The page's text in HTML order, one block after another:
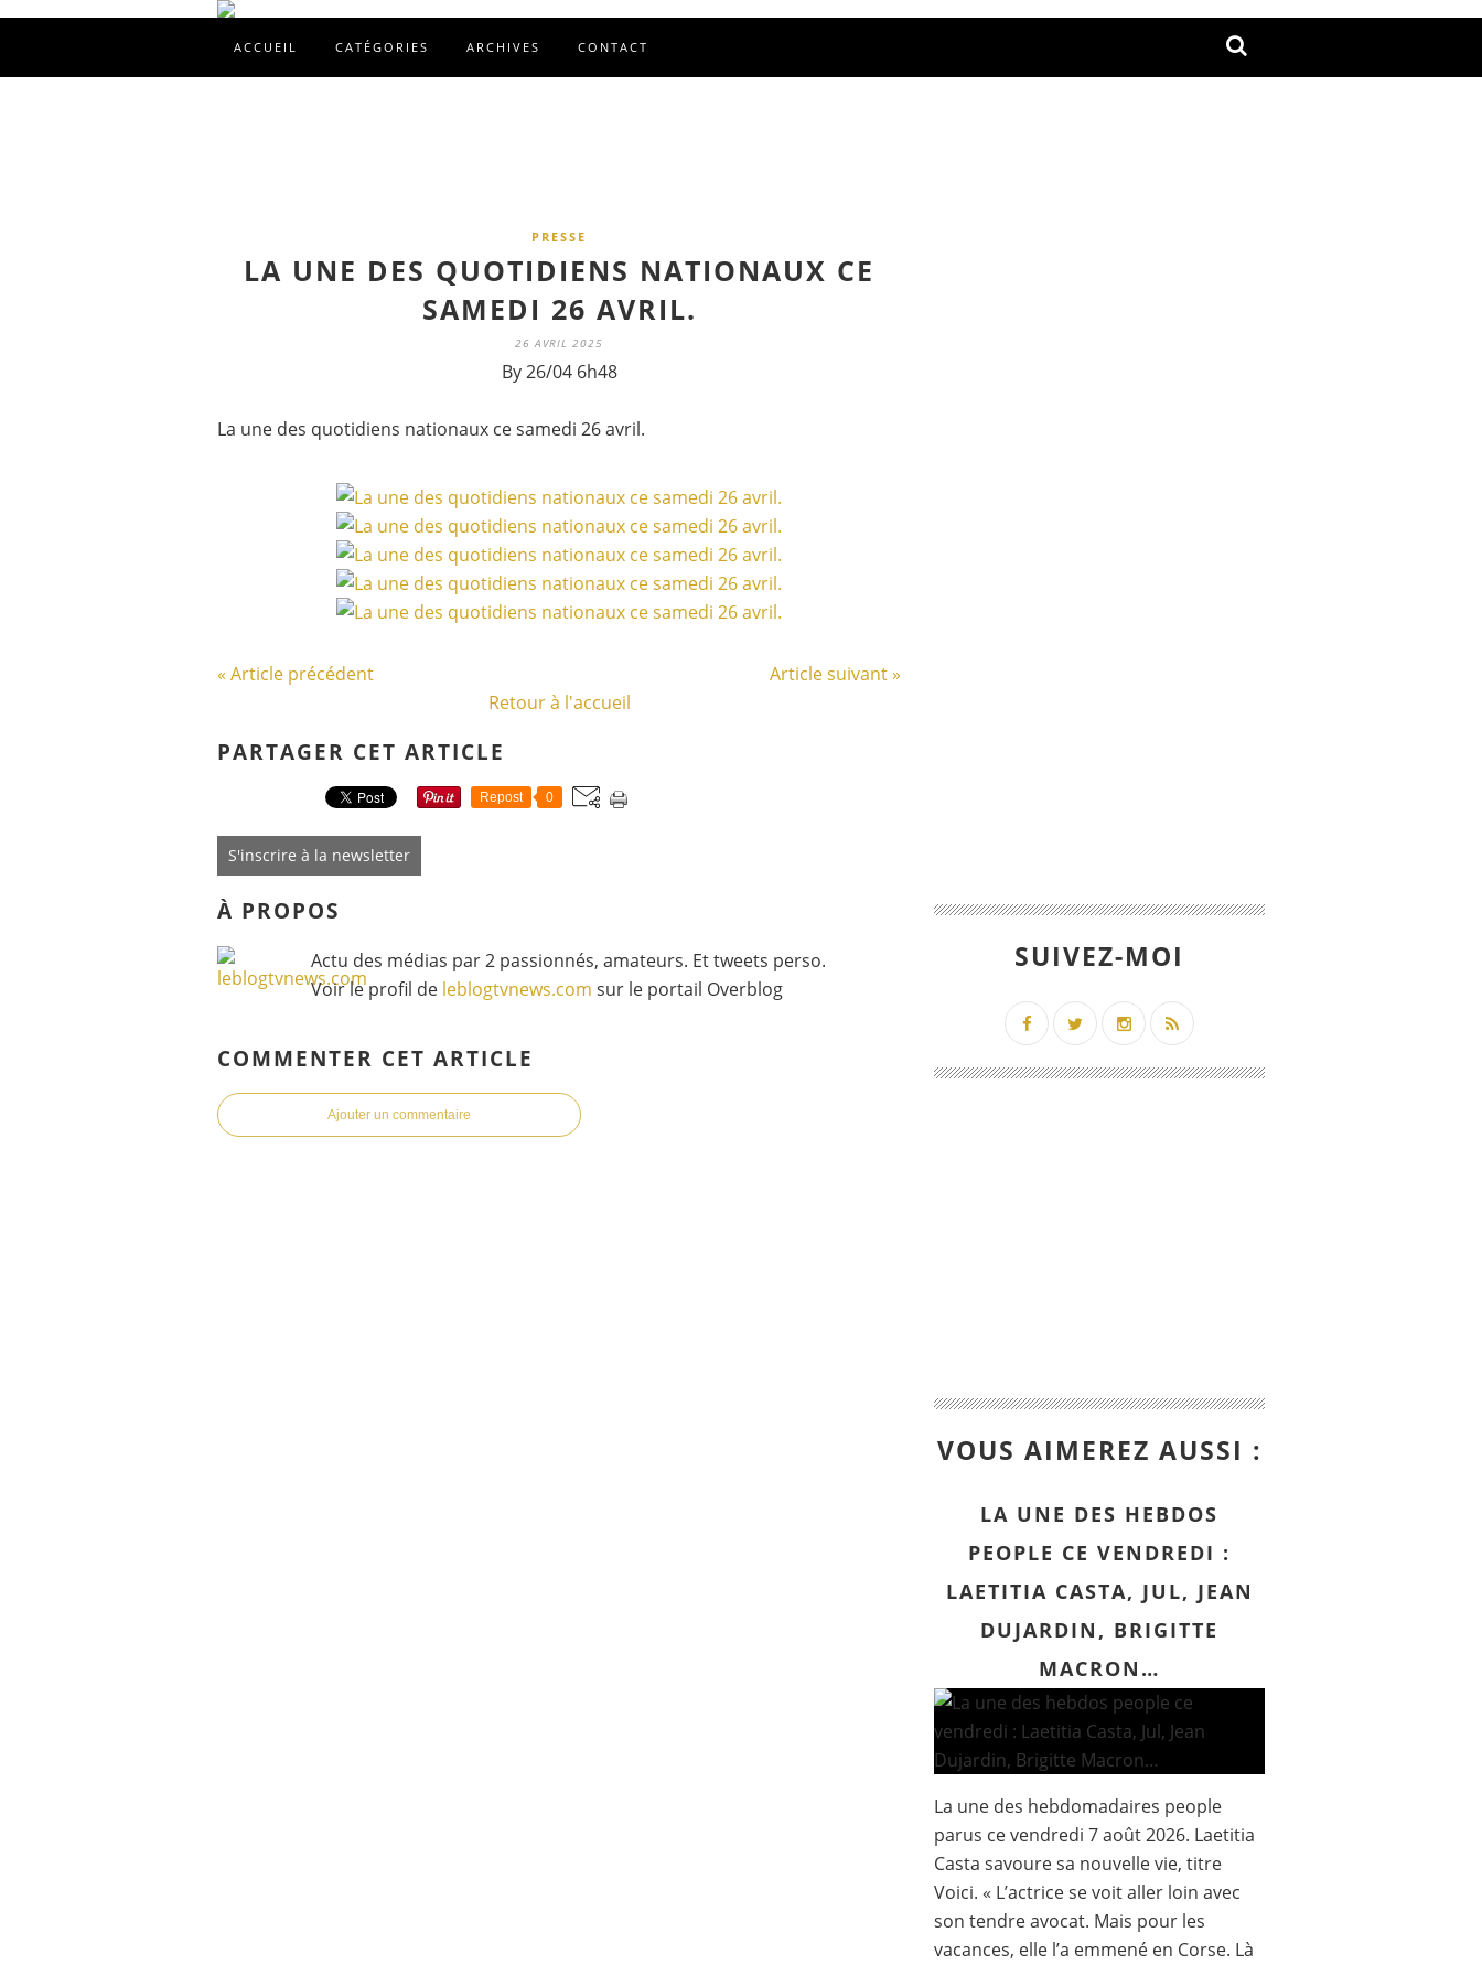
ACCUEIL CATÉGORIES ARCHIVES CONTACT
PRESSE
LA UNE DES QUOTIDIENS NATIONAUX CE
SAMEDI 26 AVRIL.
26 AVRIL 2025
By 26/04 6h48
La une des quotidiens nationaux ce samedi 26 avril.
« Article précédent
Article suivant »
Retour à l'accueil
PARTAGER CET ARTICLE
Repost 0
S'inscrire à la newsletter
À PROPOS
Actu des médias par 2 passionnés, amateurs. Et tweets perso.
Voir le profil de leblogtvnews.com sur le portail Overblog
COMMENTER CET ARTICLE
Ajouter un commentaire
SUIVEZ-MOI
VOUS AIMEREZ AUSSI :
LA UNE DES HEBDOS
PEOPLE CE VENDREDI :
LAETITIA CASTA, JUL, JEAN
DUJARDIN, BRIGITTE
MACRON…
La une des hebdomadaires people
parus ce vendredi 7 août 2026. Laetitia
Casta savoure sa nouvelle vie, titre
Voici. « L’actrice se voit aller loin avec
son tendre avocat. Mais pour les
vacances, elle l’a emmené en Corse. Là